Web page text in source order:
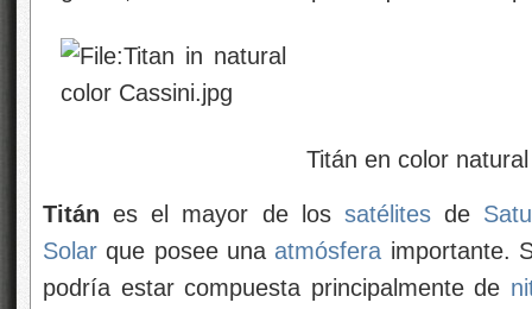
Titán en color natural (sonda
Titán es el mayor de los satélitesde
Solar que posee una atmósfera importante.
podría estar compuesta principalmente de